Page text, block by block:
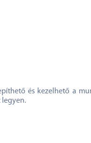
és kezelhető a
legyen.